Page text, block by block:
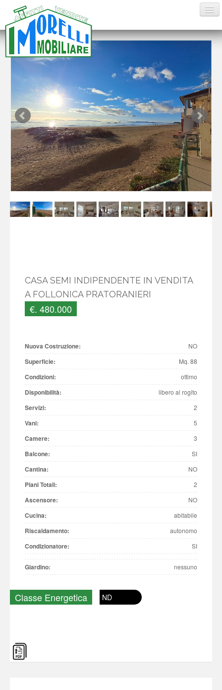
VENDITE
AFFITTI ESTIVI
AFFITTI
CONTATTI
CASA SEMI INDIPENDENTE IN VENDITA
A FOLLONICA PRATORANIERI
€. 480.000
Nuova Costruzione: NO
Superficie: Mq. 88
Condizioni: ottimo
Disponibilità: libero al rogito
Servizi: 2
Vani: 5
Camere: 3
Balcone: SI
Cantina: NO
Piani Totali: 2
Ascensore: NO
Cucina: abitabile
Riscaldamento: autonomo
Condizionatore: SI
Giardino: nessuno
Classe Energetica ND